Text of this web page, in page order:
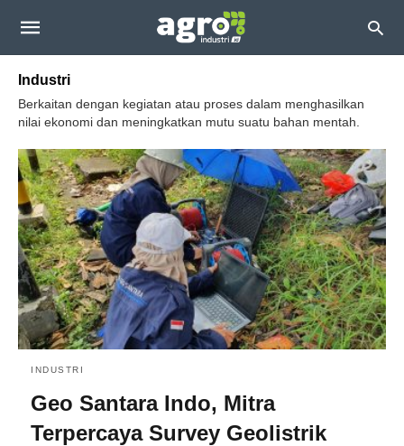
Industri
Berkaitan dengan kegiatan atau proses dalam menghasilkan
nilai ekonomi dan meningkatkan mutu suatu bahan mentah.
INDUSTRI
Geo Santara Indo, Mitra
Terpercaya Survey Geolistrik